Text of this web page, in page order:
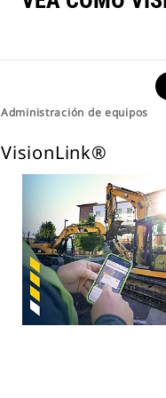
Administración de equipos
VisionLink®